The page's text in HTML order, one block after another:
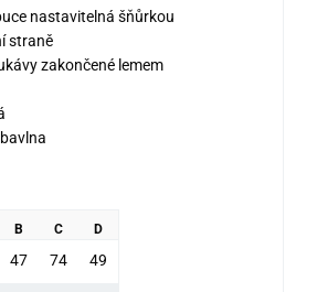
nastavitelná šňůrkou
straně
zakončené lemem
B C D
47 74 49